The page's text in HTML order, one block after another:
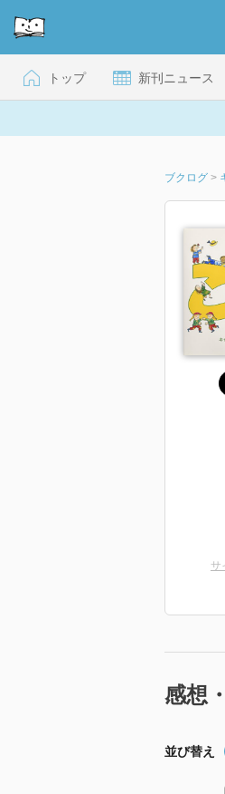
トップ 新刊ニュース
ブクログ >
サ
感想
並び替え